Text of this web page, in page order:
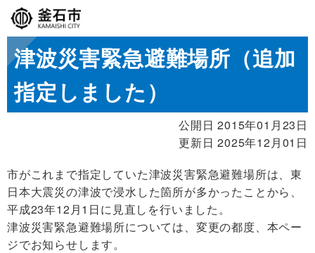
津波災害緊急避難場所（追加
指定しました）
公開日 2015年01月23日
更新日 2025年12月01日
市がこれまで指定していた津波災害緊急避難場所は、東
日本大震災の津波で浸水した箇所が多かったことから、
平成23年12月1日に見直しを行いました。
津波災害緊急避難場所については、変更の都度、本ペー
ジでお知らせします。